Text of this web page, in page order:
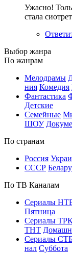
Ужасно!
стала
Вы­бор жан­ра
По жан­рам
Ме­ло­дра­мы
ния Ко­ме­дия
Фан­та­сти­ка
Дет­ские
Се­мей­ные
ШОУ
По стра­нам
Рос­сия
СССР
По ТВ Ка­на­лам
Се­риа­лы
Пят­ни­ца
Се­риа­лы
ТНТ
Се­риа­лы
нал Суб­бо­та